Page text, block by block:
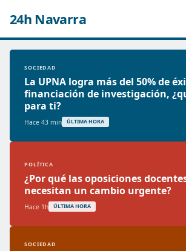
24h Navarra
SOCIEDAD
La UPNA logra más del 50% de
financiación de investigación,
para ti?
Hace 43 min ÚLTIMA HORA
POLÍTICA
¿Por qué las oposiciones
necesitan un cambio urgente?
Hace 1h ÚLTIMA HORA
SOCIEDAD